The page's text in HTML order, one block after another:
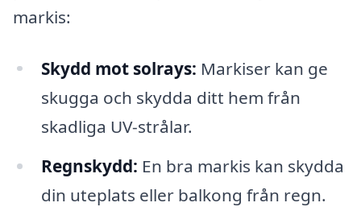
markis:
Skydd mot solrays: Markiser kan ge
skugga och skydda ditt hem från
skadliga UV-strålar.
Regnskydd: En bra markis kan skydda
din uteplats eller balkong från regn.